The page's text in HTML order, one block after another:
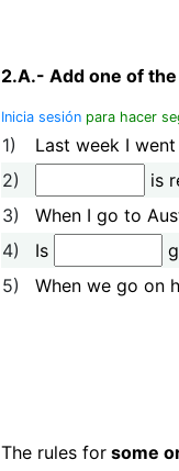
2.A.- Add one of
Inicia sesiónpara hacer
1) Last week I went
2)
is
3)
When I go to
4)
Is
5)
When we go on
The rules forsome